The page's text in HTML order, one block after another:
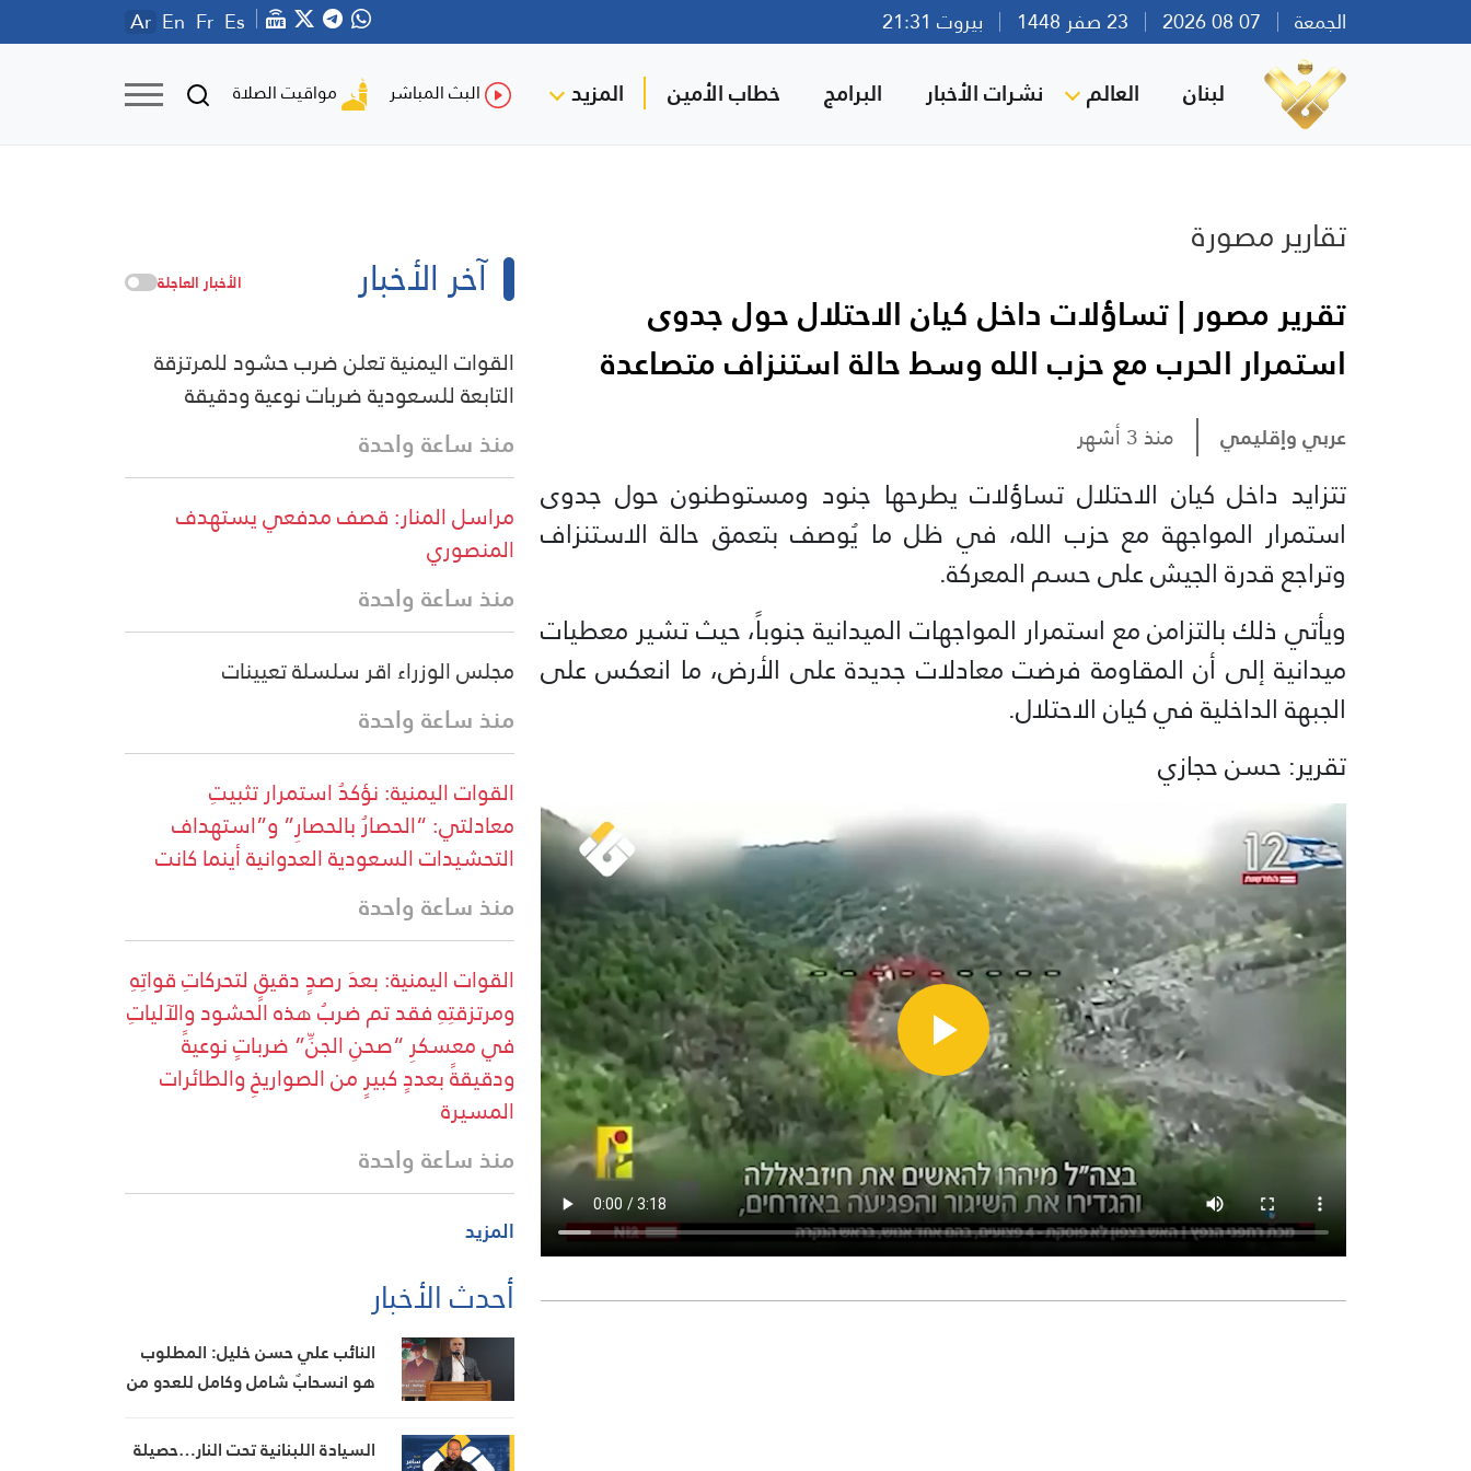
الجمعة بيروت 21:31 Ar En Fr Es
لبنان العالم نشرات الأخبار البرامج خطاب الأمين المزيد البث المباشر مواقيت الصلاة
تقارير مصورة
تقرير مصور | تساؤلات داخل كيان الاحتلال حول جدوى
استمرار الحرب مع حزب الله وسط حالة استنزاف متصاعدة
عربي وإقليمي منذ 3 أشهر
تتزايد داخل كيان الاحتلال تساؤلات يطرحها جنود ومستوطنون حول جدوى
استمرار المواجهة مع حزب الله، في ظل ما يُوصف بتعمق حالة الاستنزاف
وتراجع قدرة الجيش على حسم المعركة.
ويأتي ذلك بالتزامن مع استمرار المواجهات الميدانية جنوباً، حيث تشير معطيات
ميدانية إلى أن المقاومة فرضت معادلات جديدة على الأرض، ما انعكس على
الجبهة الداخلية في كيان الاحتلال.
تقرير: حسن حجازي
آخر الأخبار الأخبار العاجلة
القوات اليمنية تعلن ضرب حشود للمرتزقة
التابعة للسعودية ضربات نوعية ودقيقة
منذ ساعة واحدة
مراسل المنار: قصف مدفعي يستهدف
المنصوري
منذ ساعة واحدة
مجلس الوزراء اقر سلسلة تعيينات
منذ ساعة واحدة
القوات اليمنية: نؤكدُ استمرار تثبيتِ
معادلتي: “الحصارُ بالحصارِ” و”استهداف
التحشيدات السعودية العدوانية أينما كانت
منذ ساعة واحدة
القوات اليمنية: بعدَ رصدٍ دقيقٍ لتحركاتِ قواتِهِ
ومرتزقتِهِ فقد تم ضربُ هذه الحشود والآلياتِ
في معسكرِ “صحنِ الجنِّ” ضرباتٍ نوعيةً
ودقيقةً بعددٍ كبيرٍ من الصواريخِ والطائرات
المسيرة
منذ ساعة واحدة
المزيد
أحدث الأخبار
النائب علي حسن خليل: المطلوب
هو انسحابٌ شامل وكامل للعدو من
السيادة اللبنانية تحت النار…حصيلة